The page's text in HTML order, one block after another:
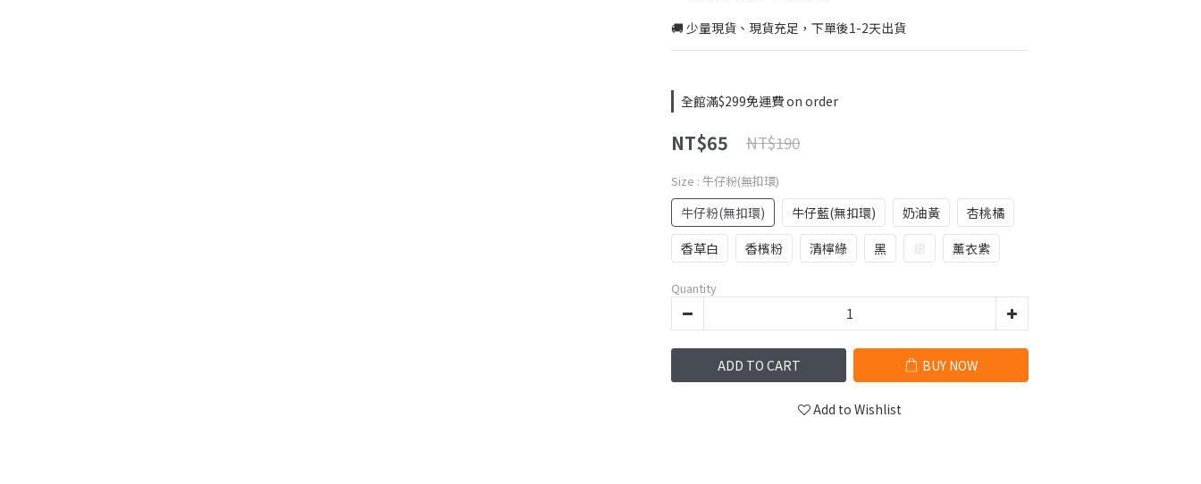
🚚 少量現貨、現貨充足，下單後1-2天出貨
全館滿$299免運費 on order
NT$65 NT$190
Size : 牛仔粉(無扣環)
牛仔粉(無扣環) 牛仔藍(無扣環) 奶油黃
杏桃橘
香草白
香檳粉 清檸綠 黑 銀 薰衣紫
Quantity
ADD TO CART BUY NOW
Add to Wishlist